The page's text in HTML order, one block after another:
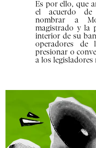
Es por ello, que
el acuerdo de
nombrar a
magistrado y la
interior de su
operadores de
presionar o
a los legisladores